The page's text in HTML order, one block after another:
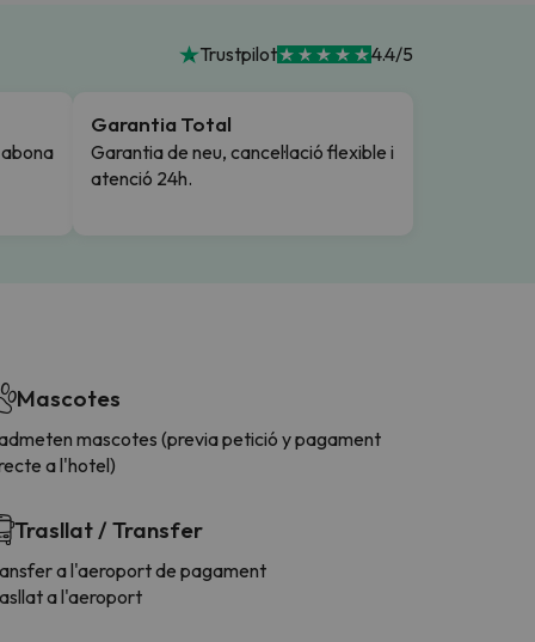
Trustpilot 4.4/5
Garantia Total
Garantia de neu, cancel·lació flexible i
atenció 24h.
Mascotes
mascotes (previa petició y pagament
a l'hotel)
Trasllat / Transfer
a l'aeroport de pagament
a l'aeroport